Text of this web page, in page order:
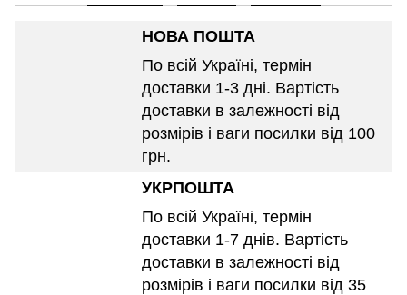
НОВА ПОШТА
По всій Україні, термін
доставки 1-3 дні. Вартість
доставки в залежності від
розмірів і ваги посилки від 100
грн.
УКРПОШТА
По всій Україні, термін
доставки 1-7 днів. Вартість
доставки в залежності від
розмірів і ваги посилки від 35